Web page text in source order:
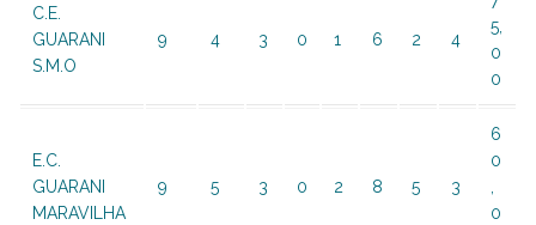
C.E.
GUARANI
S.M.O
9 4 3 0 1 6 2 4
5,
0
0
E.C.
GUARANI
MARAVILHA
9 5 3 0 2 8 5 3
6
0
,
0